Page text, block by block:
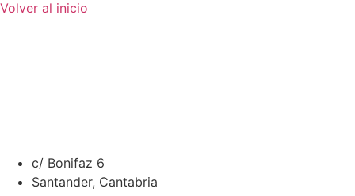
Volver al inicio
c/ Bonifaz 6
Santander, Cantabria